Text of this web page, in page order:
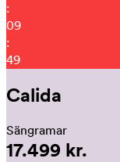
:
09
:
40
Calida
Sängramar
17.499 kr.